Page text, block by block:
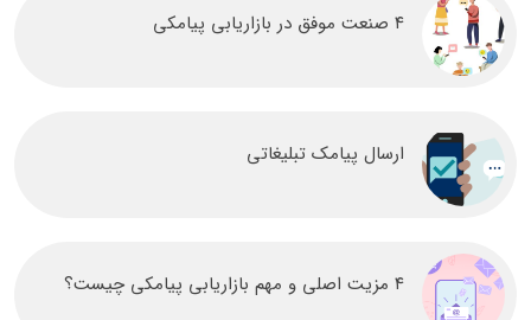
۴ صنعت موفق در بازاریابی پیامکی
ارسال پیامک تبلیغاتی
۴ مزیت اصلی و مهم بازاریابی پیامکی چیست؟